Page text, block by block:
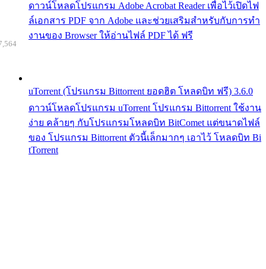
ดาวน์โหลดโปรแกรม Adobe Acrobat Reader เพื่อไว้เปิดไฟ
ล์เอกสาร PDF จาก Adobe และช่วยเสริมสำหรับกับการทำ
งานของ Browser ให้อ่านไฟล์ PDF ได้ ฟรี
uTorrent (โปรแกรม Bittorrent ยอดฮิต โหลดบิท ฟรี) 3.6.0
ดาวน์โหลดโปรแกรม uTorrent โปรแกรม Bittorrent ใช้งาน
ง่าย คล้ายๆ กับโปรแกรมโหลดบิท BitComet แต่ขนาดไฟล์
ของ โปรแกรม Bittorrent ตัวนี้เล็กมากๆ เอาไว้ โหลดบิท Bi
tTorrent